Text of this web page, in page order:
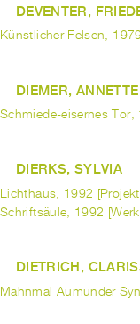
DEVENTER,
Künstlicher Felsen,
DIEMER, ANNETTE
Schmiede-eisernes Tor,
DIERKS, SYLVIA
Lichthaus, 1992 [Projekt]
Schriftsäule, 1992 [Werk]
DIETRICH,
Mahnmal Aumunder